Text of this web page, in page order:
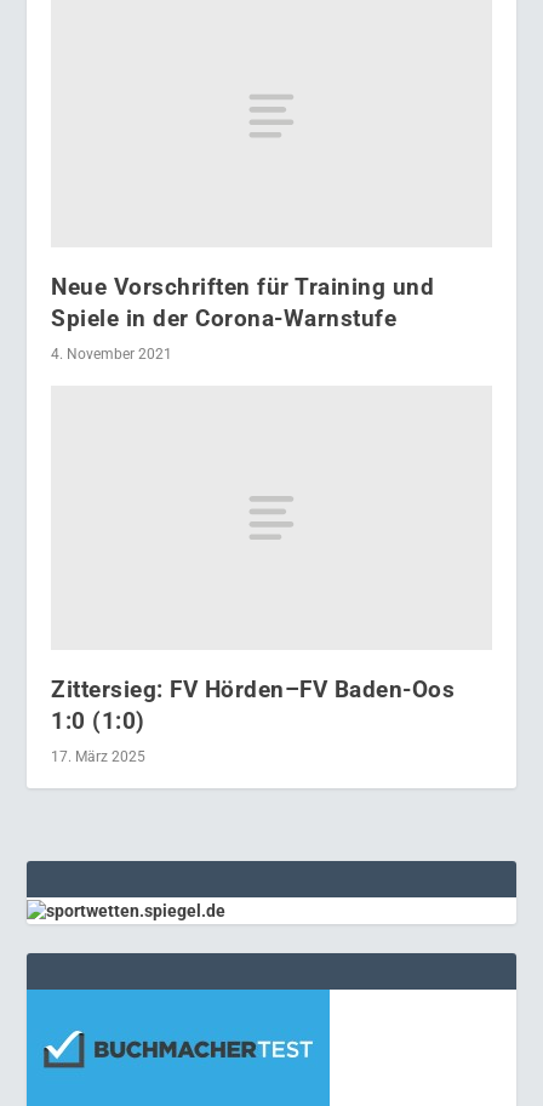
Neue Vorschriften für Training und
Spiele in der Corona-Warnstufe
4. November 2021
Zittersieg: FV Hörden–FV Baden-Oos
1:0 (1:0)
17. März 2025